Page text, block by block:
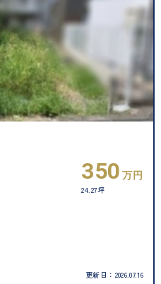
350 万円
24.27坪
更新日： 2026.07.16